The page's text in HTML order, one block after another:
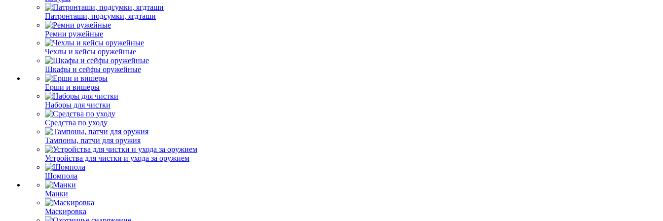
Патронташи, подсумки, ягдташи
Ремни ружейные
Чехлы и кейсы оружейные
Шкафы и сейфы оружейные
Ерши и вишеры
Наборы для чистки
Средства по уходу
Тампоны, патчи для оружия
Устройства для чистки и ухода за оружием
Шомпола
Манки
Маскировка